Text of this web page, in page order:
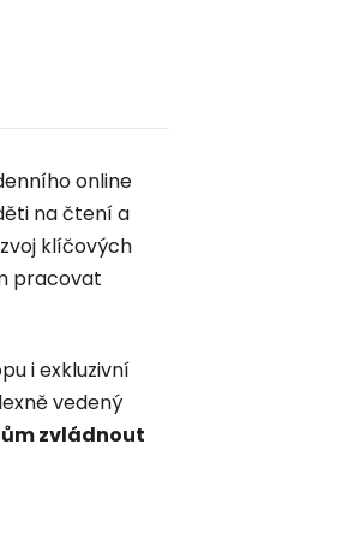
online
na čtení a
klíčových
pracovat
i exkluzivní
vedený
zvládnout